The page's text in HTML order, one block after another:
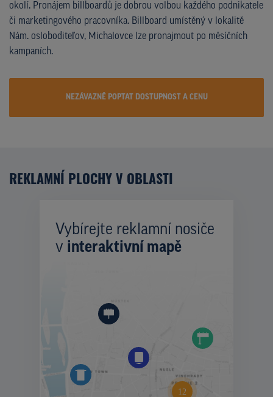
okolí. Pronájem billboardů je dobrou volbou každého podnikatele
či marketingového pracovníka. Billboard umístěný v lokalitě
Nám. osloboditeľov, Michalovce lze pronajmout po měsíčních
kampaních.
NEZÁVAZNĚ POPTAT DOSTUPNOST A CENU
REKLAMNÍ PLOCHY V OBLASTI
Vybírejte reklamní nosiče
v interaktivní mapě